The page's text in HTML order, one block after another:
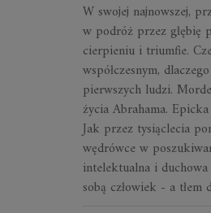
W swojej najnowszej,
w podróż przez głębię
cierpieniu i triumfie.
współczesnym,
pierwszych ludzi.
życia Abrahama.
Jak przez tysiąclecia
wędrówce w
intelektualna i
sobą człowiek - a